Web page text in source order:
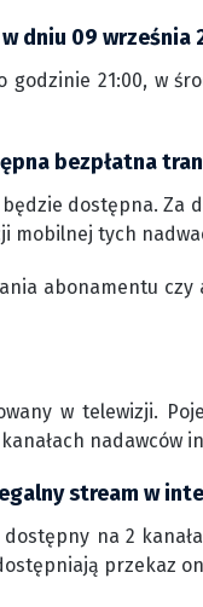
dniu 09 września
21:00, w
bezpłatna
dostępna. Za
mobilnej tych
abonamentu
w telewizji.
nadawców
stream w
na 2
przekaz